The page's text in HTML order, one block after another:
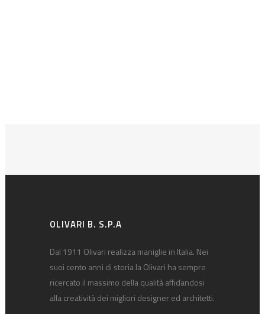
OLIVARI B. S.P.A
Dal 1911 Olivari realizza maniglie in Italia. Nei
suoi cento anni di storia la Olivari ha sempre
ricercato il massimo della qualità affidandosi
alla creatività dei migliori designer ed architetti.